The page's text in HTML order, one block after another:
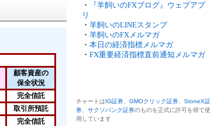
顧客資産の
保全状況
完全信託
取引所預託
完全信託
・
『羊飼いのFXブログ』ウェブアプ
リ
・ 羊飼いのLINEスタンプ
・ 羊飼いのFXメルマガ
・ 本日の経済指標メルマガ
・ FX重要経済指標直前通知メルマガ
チャートはIG証券 GMOクリック証券
StoneX証
券
サクソバンク証券のものを正式に許可を得て使
用しています